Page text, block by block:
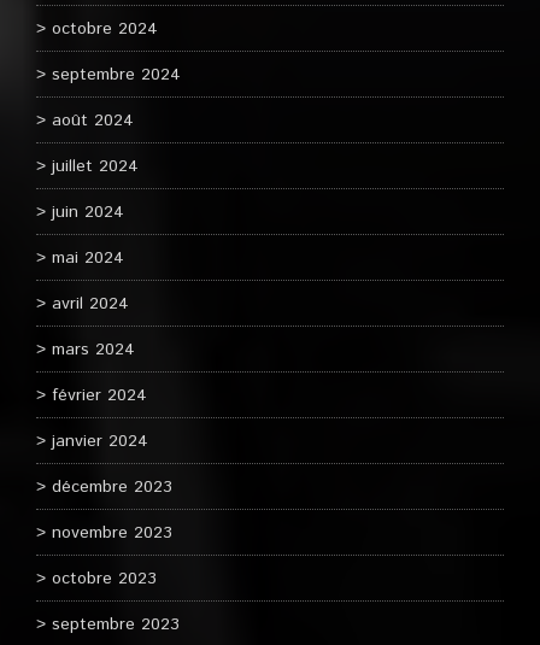
octobre 2024
septembre 2024
août 2024
juillet 2024
juin 2024
mai 2024
avril 2024
mars 2024
février 2024
janvier 2024
décembre 2023
novembre 2023
octobre 2023
septembre 2023